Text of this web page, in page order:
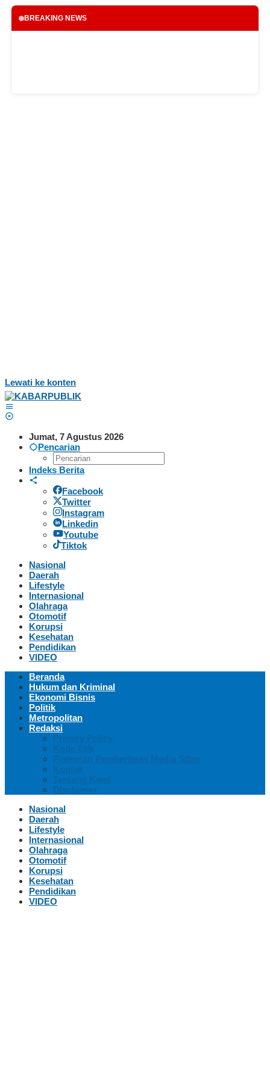
BREAKING NEWS
Lewati ke konten
Jumat, 7 Agustus 2026
Pencarian
Indeks Berita
Facebook
Twitter
Instagram
Linkedin
Youtube
Tiktok
Nasional
Daerah
Lifestyle
Internasional
Olahraga
Otomotif
Korupsi
Kesehatan
Pendidikan
VIDEO
Beranda
Hukum dan Kriminal
Ekonomi Bisnis
Politik
Metropolitan
Redaksi
Privacy Policy
Kode Etik
Pedoman Pemberitaan Media Siber
Kontak
Tentang Kami
Disclaimer
Nasional
Daerah
Lifestyle
Internasional
Olahraga
Otomotif
Korupsi
Kesehatan
Pendidikan
VIDEO